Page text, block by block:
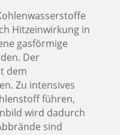
Hitzeinwirkung in
gasförmige
Der
dem
Zu intensives
führen,
wird dadurch
sind